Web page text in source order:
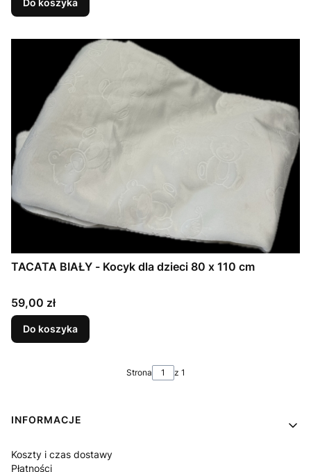
Do koszyka
TACATA BIAŁY - Kocyk dla dzieci 80 x 110 cm
Cena
59,00 zł
Do koszyka
Strona z 1
Linki w stopce
INFORMACJE
Koszty i czas dostawy
Płatności